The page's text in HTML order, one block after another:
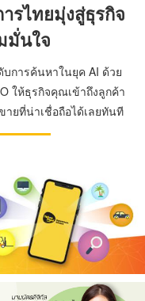
รไทยมุ่งสู่ธุรกิจ
มั่นใจ
การค้นหาในยุค AI ด้วย
ให้ธุรกิจคุณเข้าถึงลูกค้า
ยที่น่าเชื่อถือได้เลยทันที